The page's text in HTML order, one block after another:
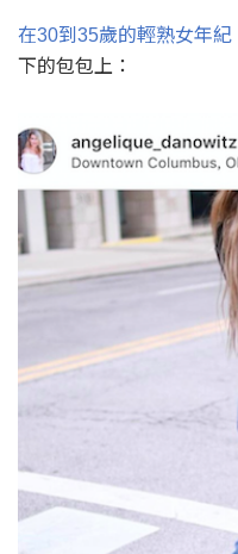
在30到35歲的輕熟女年紀
下的包包上：